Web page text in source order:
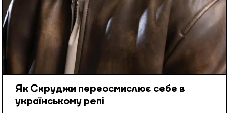
Як Скруджи переосмислює себе в
українському репі